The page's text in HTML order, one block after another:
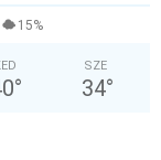
15%
°
SZE
34°